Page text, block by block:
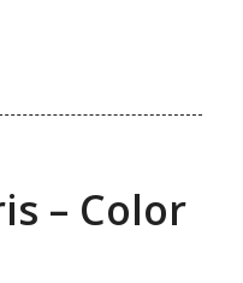
– Color